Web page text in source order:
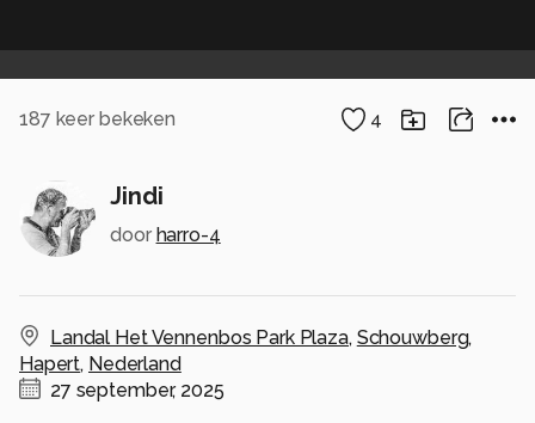
187 keer bekeken 4
Jindi
door harro-4
Landal Het Vennenbos Park Plaza, Schouwberg,
Hapert, Nederland
27 september, 2025